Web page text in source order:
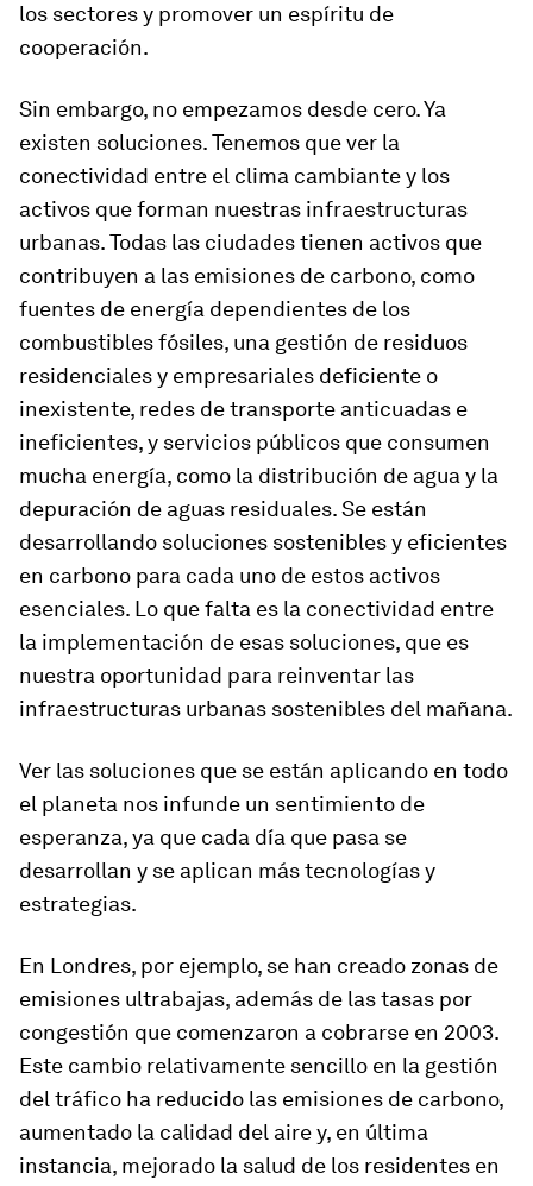
los sectores y promover un espíritu de
cooperación.
Sin embargo, no empezamos desde cero. Ya
existen soluciones. Tenemos que ver la
conectividad entre el clima cambiante y los
activos que forman nuestras infraestructuras
urbanas. Todas las ciudades tienen activos que
contribuyen a las emisiones de carbono, como
fuentes de energía dependientes de los
combustibles fósiles, una gestión de residuos
residenciales y empresariales deficiente o
inexistente, redes de transporte anticuadas e
ineficientes, y servicios públicos que consumen
mucha energía, como la distribución de agua y la
depuración de aguas residuales. Se están
desarrollando soluciones sostenibles y eficientes
en carbono para cada uno de estos activos
esenciales. Lo que falta es la conectividad entre
la implementación de esas soluciones, que es
nuestra oportunidad para reinventar las
infraestructuras urbanas sostenibles del mañana.
Ver las soluciones que se están aplicando en todo
el planeta nos infunde un sentimiento de
esperanza, ya que cada día que pasa se
desarrollan y se aplican más tecnologías y
estrategias.
En Londres, por ejemplo, se han creado zonas de
emisiones ultrabajas, además de las tasas por
congestión que comenzaron a cobrarse en 2003.
Este cambio relativamente sencillo en la gestión
del tráfico ha reducido las emisiones de carbono,
aumentado la calidad del aire y, en última
instancia, mejorado la salud de los residentes en